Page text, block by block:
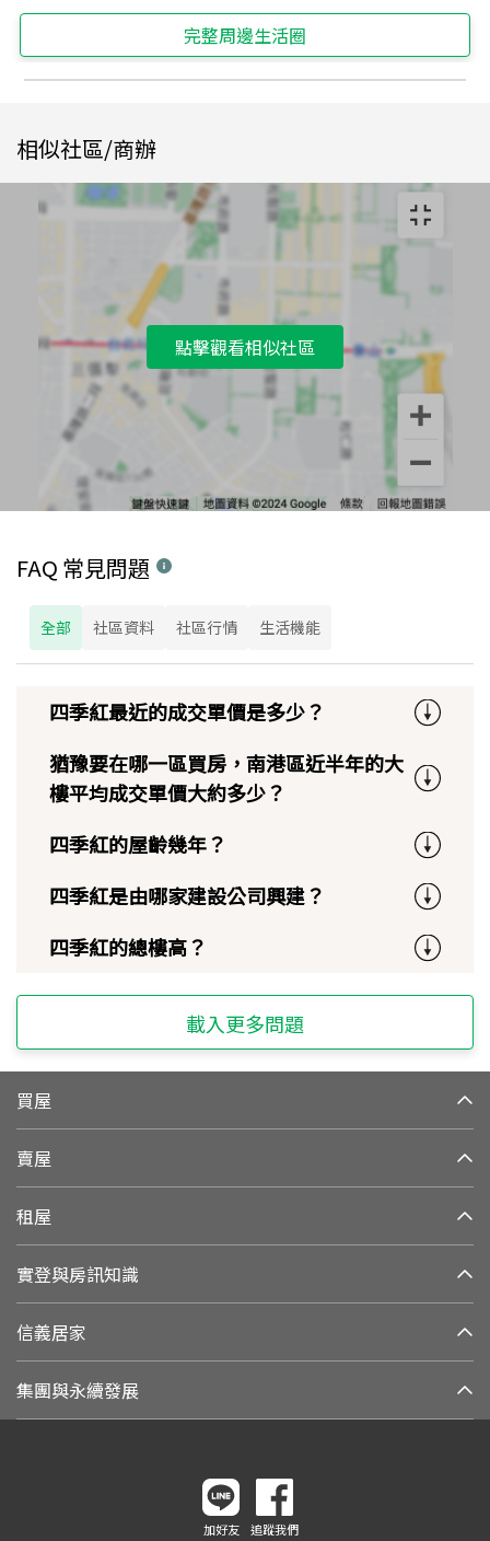
完整周邊生活圈
相似社區/商辦
點擊觀看相似社區
FAQ 常見問題
全部 社區資料 社區行情 生活機能
四季紅最近的成交單價是多少？
猶豫要在哪一區買房，南港區近半年的大
樓平均成交單價大約多少？
四季紅的屋齡幾年？
四季紅是由哪家建設公司興建？
四季紅的總樓高？
載入更多問題
買屋
賣屋
租屋
實登與房訊知識
信義居家
集團與永續發展
加好友 追蹤我們